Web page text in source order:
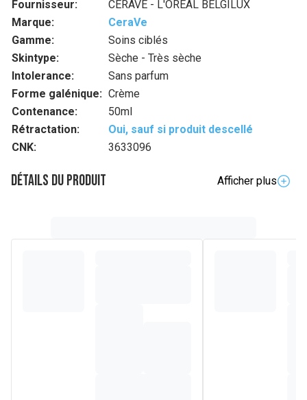
Fournisseur:
CERAVE - L'OREAL BELGILUX
Marque:
CeraVe
Gamme:
Soins ciblés
Skintype:
Sèche - Très sèche
Intolerance:
Sans parfum
Forme galénique: Crème
Contenance:
50ml
Rétractation:
Oui, sauf si produit descellé
CNK:
3633096
Détails du produit
Afficher plus
L'acide hyaluronique et la technologie MVE hydratent les